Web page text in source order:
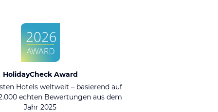
HolidayCheck Award
Hotels weltweit – basierend auf
echten Bewertungen aus dem
Jahr 2025